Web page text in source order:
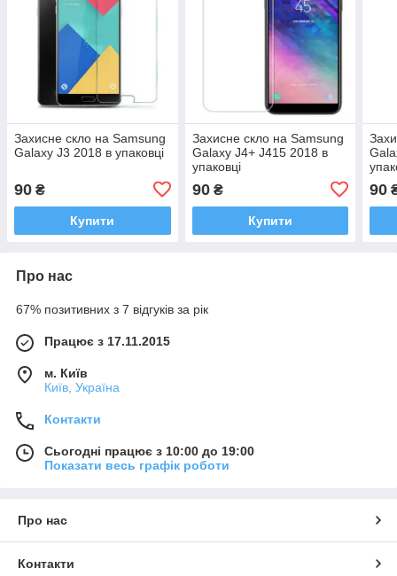
Захисне скло на Samsung
Galaxy J3 2018 в упаковці
90 ₴
Купити
Захисне скло на Samsung
Galaxy J4+ J415 2018 в
упаковці
90₴
Купити
90
Про нас
67% позитивних з 7 відгуків за рік
Працює з 17.11.2015
м. Київ
Київ, Україна
Контакти
Сьогодні працює з 10:00 до 19:00
Показати весь графік роботи
Про нас
Контакти